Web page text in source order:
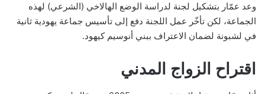
وعد عمّار بتشكيل لجنة لدراسة الوضع الهالاخي (الشرعي) لهذه
الجماعة، لكن تأخّر عمل اللجنة دفع إلى تأسيس جماعة يهودية ثانية
في لشبونة لضمان الاعتراف ببني أنوسيم كيهود.
اقتراح الزواج المدني